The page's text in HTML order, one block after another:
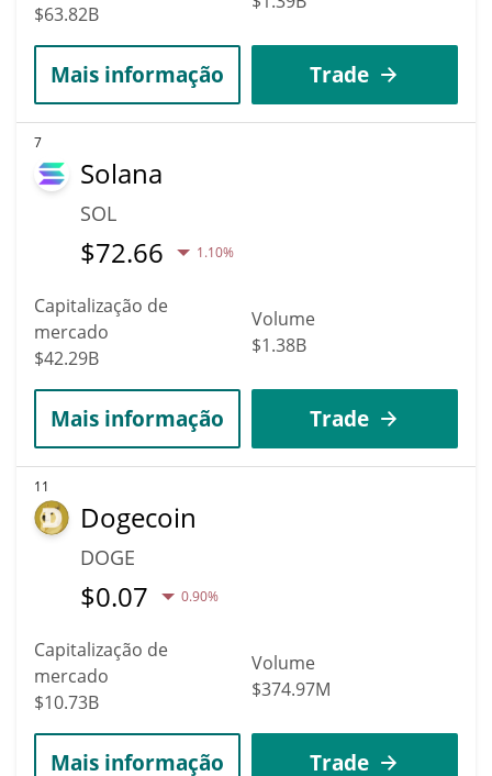
$63.82B
Mais informação Trade
7
Solana
SOL
$72.66 1.10%
Capitalização de
mercado
$42.29B
Volume
$1.38B
Mais informação Trade
11
Dogecoin
DOGE
$0.07 0.90%
Capitalização de
mercado
$10.73B
Volume
$374.97M
Mais informação Trade